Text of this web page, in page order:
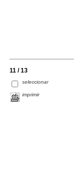
11 / 13
seleccionar
imprimir